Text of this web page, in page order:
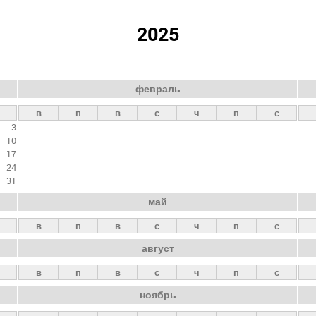
2025
3
10
17
24
31
февраль
в п в с ч п с
май
в п в с ч п с
август
в п в с ч п с
ноябрь